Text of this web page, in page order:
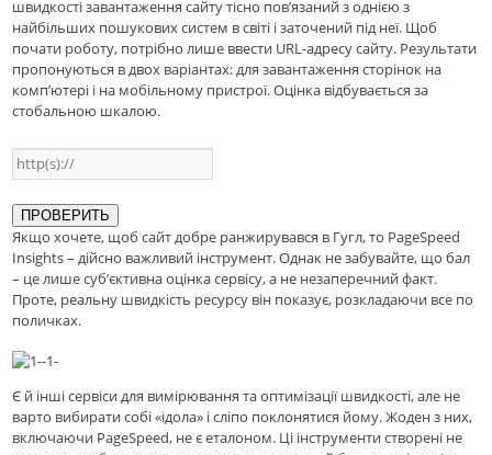
швидкості завантаження сайту тісно пов’язаний з однією з
найбільших пошукових систем в світі і заточений під неї. Щоб
почати роботу, потрібно лише ввести URL-адресу сайту. Результати
пропонуються в двох варіантах: для завантаження сторінок на
комп’ютері і на мобільному пристрої. Оцінка відбувається за
стобальною шкалою.
ПРОВЕРИТЬ
Якщо хочете, щоб сайт добре ранжирувався в Гугл, то PageSpeed
Insights – дійсно важливий інструмент. Однак не забувайте, що бал
– це лише суб’єктивна оцінка сервісу, а не незаперечний факт.
Проте, реальну швидкість ресурсу він показує, розкладаючи все по
поличках.
Є й інші сервіси для вимірювання та оптимізації швидкості, але не
варто вибирати собі «ідола» і сліпо поклонятися йому. Жоден з них,
включаючи PageSpeed, не є еталоном. Ці інструменти створені не